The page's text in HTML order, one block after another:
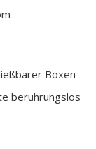
Boxen
berührungslos